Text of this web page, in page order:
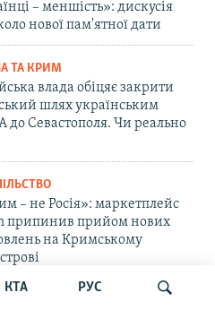
КТА РУС
– меншість»: дискусія
нової пам'ятної дати
ТА КРИМ
влада обіцяє закрити
шлях українським
до Севастополя. Чи реально
– не Росія»: маркетплейс
припинив прийом нових
на Кримському